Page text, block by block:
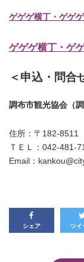
ゲゲゲ横丁・ゲゲ
ゲゲゲ横丁・ゲ
＜申込・問合
調布市観光協会（
住所：〒182-
ＴＥＬ：042-481-
Email：
シェア ツイ